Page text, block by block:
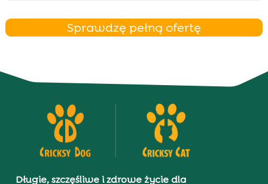
Sprawdzę pełną ofertę
Długie, szczęśliwe i zdrowe życie dla